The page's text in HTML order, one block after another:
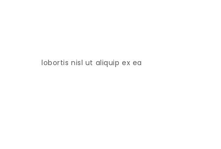
lobortis nisl ut aliquip ex ea